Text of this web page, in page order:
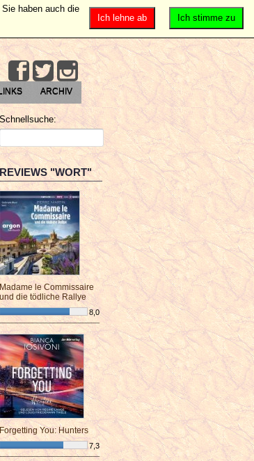
LINKS ARCHIV
Schnellsuche:
REVIEWS "WORT"
Madame le Commissaire
und die tödliche Rallye
8,0
¯¯¯¯¯¯¯¯¯¯¯¯¯¯¯¯¯¯¯¯¯¯¯¯
Forgetting You: Hunters
7,3
Ich stimme zu
Ich lehne ab
haben auch die